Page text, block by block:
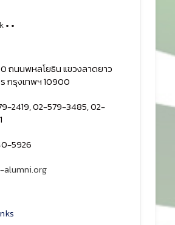
• •
ถนนพหลโยธิน แขวงลาดยาว
กรุงเทพฯ 10900
2419, 02-579-3485, 02-
5926
alumni.org